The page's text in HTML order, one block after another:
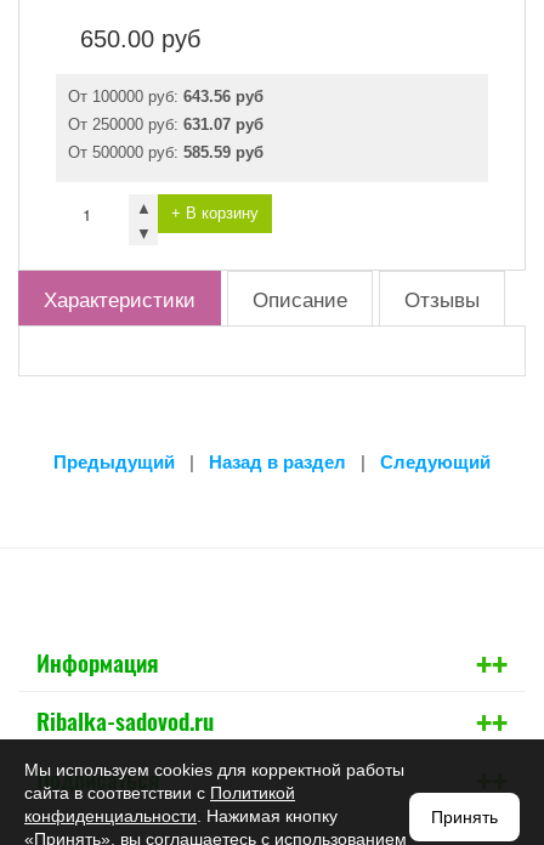
650.00 руб
От 100000 руб: 643.56 руб
От 250000 руб: 631.07 руб
От 500000 руб: 585.59 руб
▲
▼
+ В корзину
Характеристики Описание Отзывы
Предыдущий | Назад в раздел | Следующий
Информация +
+
Ribalka-sadovod.ru +
+
Подписаться +
+
Мы используем cookies для корректной работы
сайта в соответствии с Политикой
конфиденциальности . Нажимая кнопку
«Принять», вы соглашаетесь с использованием
Принять